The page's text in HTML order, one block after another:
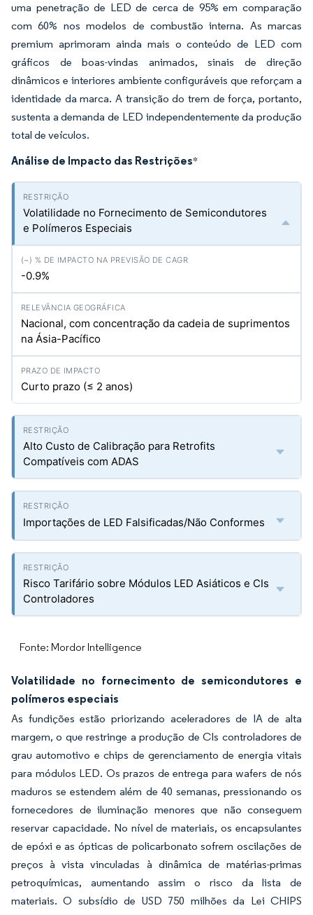
uma penetração de LED de cerca de 95% em comparação
com 60% nos modelos de combustão interna. As marcas
premium aprimoram ainda mais o conteúdo de LED com
gráficos de boas-vindas animados, sinais de direção
dinâmicos e interiores ambiente configuráveis que reforçam a
identidade da marca. A transição do trem de força, portanto,
sustenta a demanda de LED independentemente da produção
total de veículos.
Análise de Impacto das Restrições*
Volatilidade no Fornecimento de Semicondutores
e Polímeros Especiais
-0.9%
Nacional, com concentração da cadeia de suprimentos
na Ásia-Pacífico
Curto prazo (≤ 2 anos)
Alto Custo de Calibração para Retrofits
Compatíveis com ADAS
Importações de LED Falsificadas/Não Conformes
Risco Tarifário sobre Módulos LED Asiáticos e CIs
Controladores
Fonte: Mordor Intelligence
Volatilidade no fornecimento de semicondutores e
polímeros especiais
As fundições estão priorizando aceleradores de IA de alta
margem, o que restringe a produção de CIs controladores de
grau automotivo e chips de gerenciamento de energia vitais
para módulos LED. Os prazos de entrega para wafers de nós
maduros se estendem além de 40 semanas, pressionando os
fornecedores de iluminação menores que não conseguem
reservar capacidade. No nível de materiais, os encapsulantes
de epóxi e as ópticas de policarbonato sofrem oscilações de
preços à vista vinculadas à dinâmica de matérias-primas
petroquímicas, aumentando assim o risco da lista de
materiais. O subsídio de USD 750 milhões da Lei CHIPS